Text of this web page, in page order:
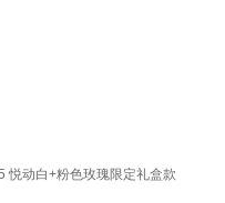
悦动白+粉色玫瑰限定礼盒款